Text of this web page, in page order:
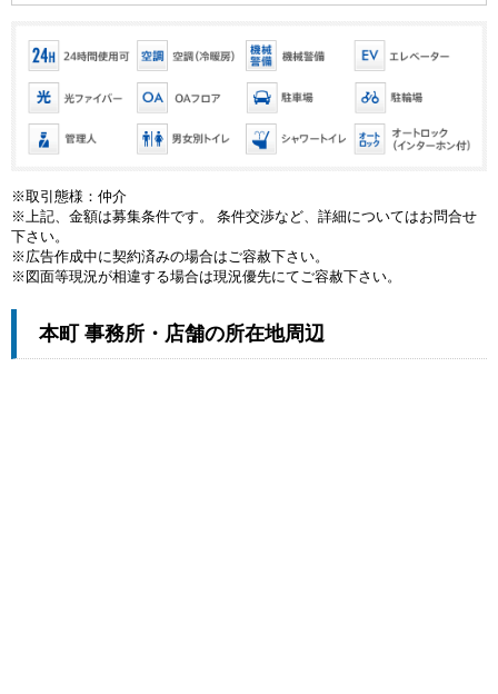
※取引態様：仲介
※上記、金額は募集条件です。 条件交渉など、詳細についてはお問合せ
下さい。
※広告作成中に契約済みの場合はご容赦下さい。
※図面等現況が相違する場合は現況優先にてご容赦下さい。
本町 事務所・店舗の所在地周辺